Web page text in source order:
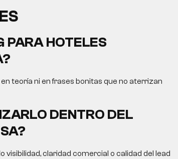
PARA HOTELES
teoría ni en frases bonitas que no aterrizan
DENTRO DEL
claridad comercial o calidad del lead